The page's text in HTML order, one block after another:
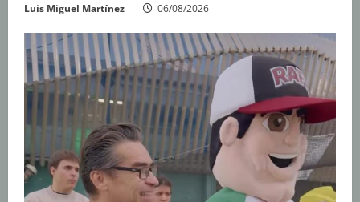
Luis Miguel Martínez 06/08/2026